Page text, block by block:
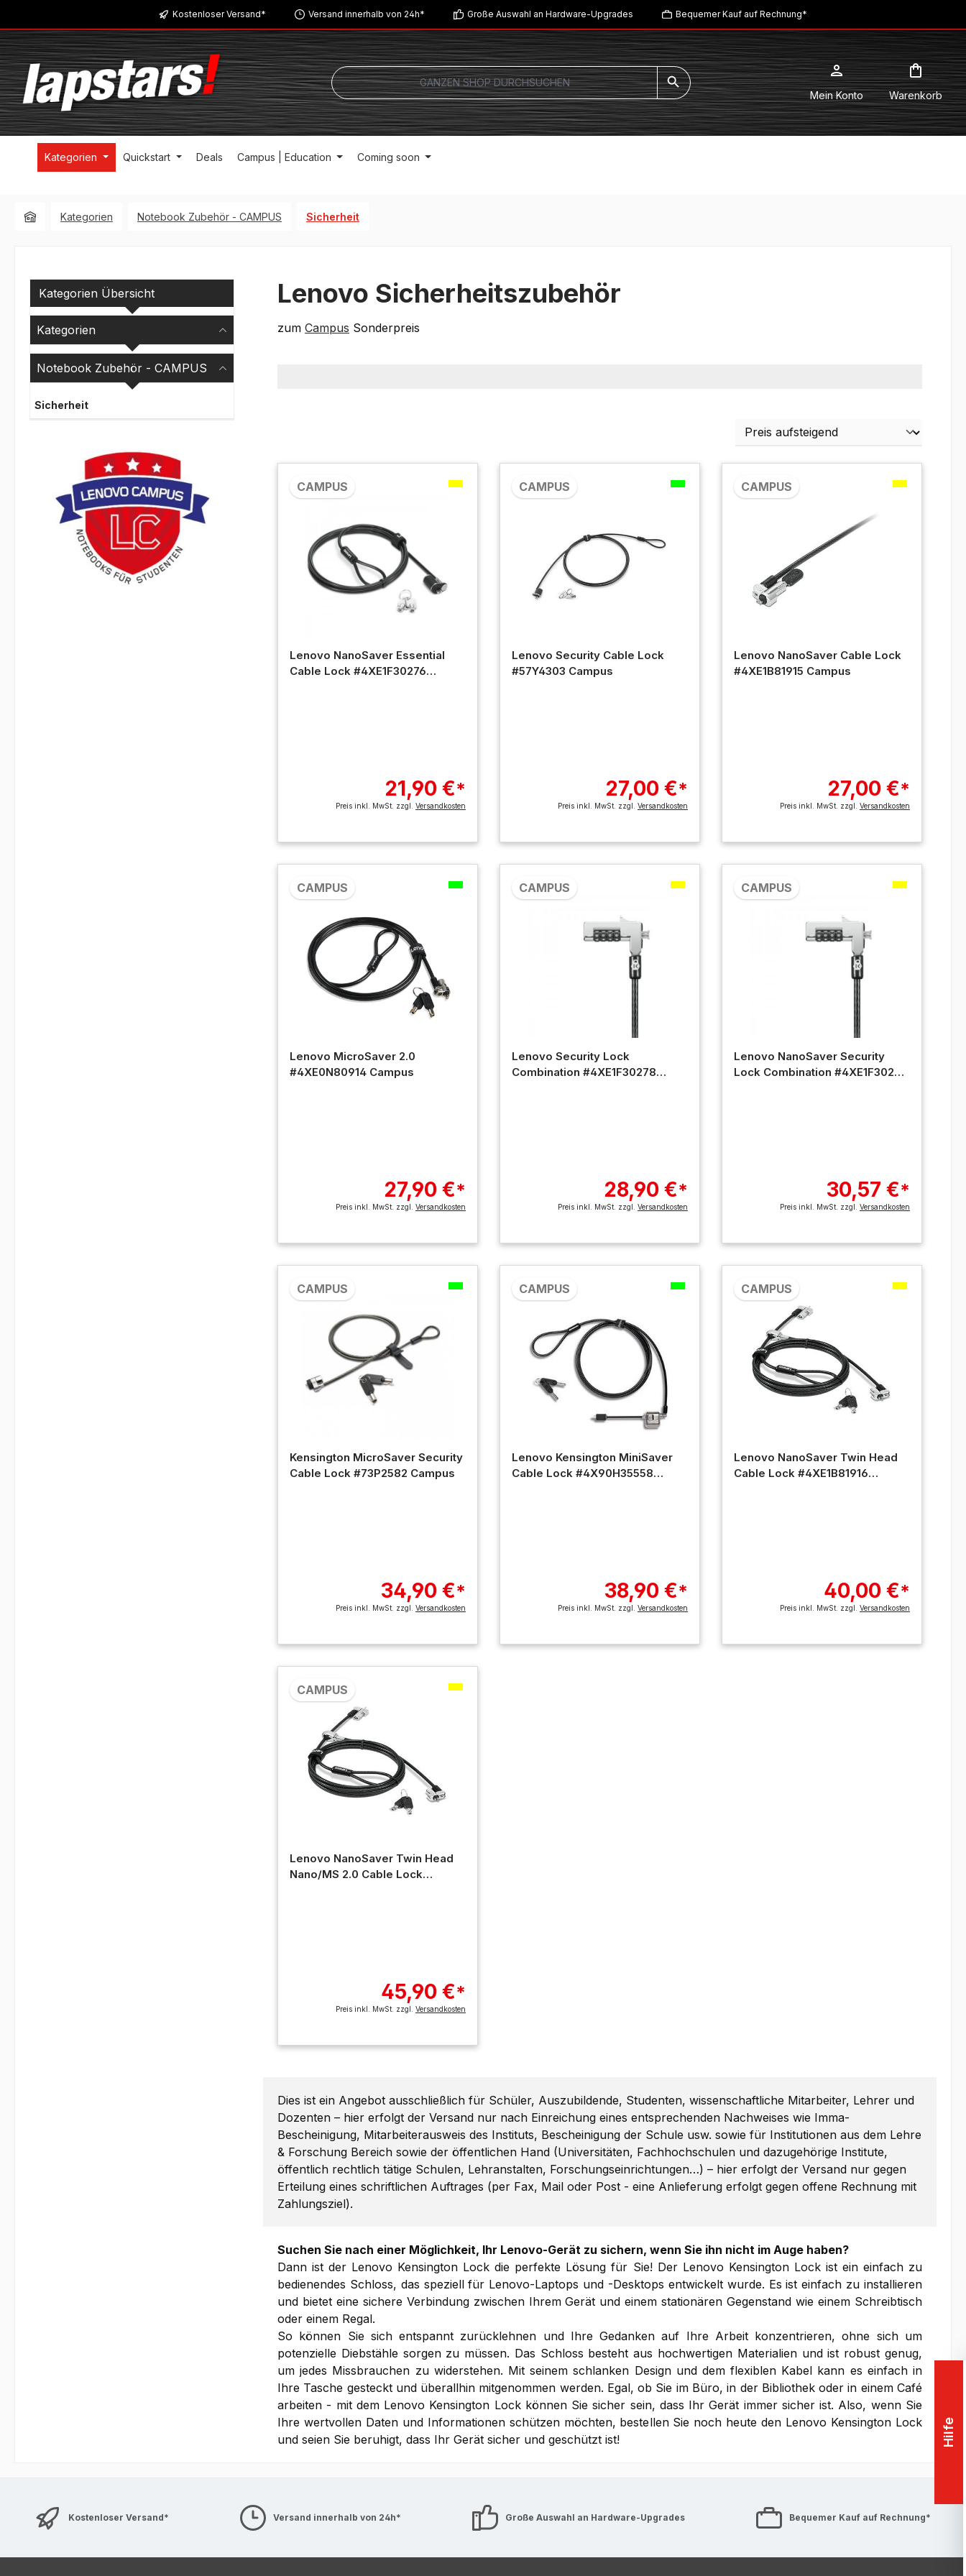
Zur Hauptnavigation springenKostenloser Versand* Versand innerhalb von 24h* Große Auswahl an Hardware-Upgrades Bequemer Kauf auf Rechnung*
Mein Konto Warenkorb
Kategorien Quickstart Deals Campus | Education Coming soon
Kategorien Notebook Zubehör - CAMPUS Sicherheit
Kategorien Übersicht
Kategorien
Notebook Zubehör - CAMPUS
Sicherheit
Lenovo Sicherheitszubehör
zum Campus Sonderpreis
CAMPUS
Lenovo NanoSaver Essential
Cable Lock #4XE1F30276
21,90 €*
Preis inkl. MwSt. zzgl. Versandkosten
CAMPUS
Lenovo Security Cable Lock
#57Y4303 Campus
27,00 €*
Preis inkl. MwSt. zzgl. Versandkosten
CAMPUS
Lenovo NanoSaver Cable Lock
#4XE1B81915 Campus
27,00 €*
Preis inkl. MwSt. zzgl. Versandkosten
CAMPUS
Lenovo MicroSaver 2.0
#4XE0N80914 Campus
27,90 €*
Preis inkl. MwSt. zzgl. Versandkosten
CAMPUS
Lenovo Security Lock
Combination #4XE1F30278
28,90 €*
Preis inkl. MwSt. zzgl. Versandkosten
CAMPUS
Lenovo NanoSaver Security
Lock Combination #4XE1F30277
30,57 €*
Preis inkl. MwSt. zzgl. Versandkosten
CAMPUS
Kensington MicroSaver Security
Cable Lock #73P2582 Campus
34,90 €*
Preis inkl. MwSt. zzgl. Versandkosten
CAMPUS
Lenovo Kensington MiniSaver
Cable Lock #4X90H35558
38,90 €*
Preis inkl. MwSt. zzgl. Versandkosten
CAMPUS
Lenovo NanoSaver Twin Head
Cable Lock #4XE1B81916
40,00 €*
Preis inkl. MwSt. zzgl. Versandkosten
CAMPUS
Lenovo NanoSaver Twin Head
Nano/MS 2.0 Cable Lock
45,90 €*
Preis inkl. MwSt. zzgl. Versandkosten
Dies ist ein Angebot ausschließlich für Schüler, Auszubildende, Studenten, wissenschaftliche Mitarbeiter, Lehrer und
Dozenten – hier erfolgt der Versand nur nach Einreichung eines entsprechenden Nachweises wie Imma-
Bescheinigung, Mitarbeiterausweis des Instituts, Bescheinigung der Schule usw. sowie für Institutionen aus dem Lehre
& Forschung Bereich sowie der öffentlichen Hand (Universitäten, Fachhochschulen und dazugehörige Institute,
öffentlich rechtlich tätige Schulen, Lehranstalten, Forschungseinrichtungen…) – hier erfolgt der Versand nur gegen
Erteilung eines schriftlichen Auftrages (per Fax, Mail oder Post - eine Anlieferung erfolgt gegen offene Rechnung mit
Zahlungsziel).
Suchen Sie nach einer Möglichkeit, Ihr Lenovo-Gerät zu sichern, wenn Sie ihn nicht im Auge haben?
Dann ist der Lenovo Kensington Lock die perfekte Lösung für Sie! Der Lenovo Kensington Lock ist ein einfach zu
bedienendes Schloss, das speziell für Lenovo-Laptops und -Desktops entwickelt wurde. Es ist einfach zu installieren
und bietet eine sichere Verbindung zwischen Ihrem Gerät und einem stationären Gegenstand wie einem Schreibtisch
oder einem Regal.
So können Sie sich entspannt zurücklehnen und Ihre Gedanken auf Ihre Arbeit konzentrieren, ohne sich um
potenzielle Diebstähle sorgen zu müssen. Das Schloss besteht aus hochwertigen Materialien und ist robust genug,
um jedes Missbrauchen zu widerstehen. Mit seinem schlanken Design und dem flexiblen Kabel kann es einfach in
Ihre Tasche gesteckt und überallhin mitgenommen werden. Egal, ob Sie im Büro, in der Bibliothek oder in einem Café
arbeiten - mit dem Lenovo Kensington Lock können Sie sicher sein, dass Ihr Gerät immer sicher ist. Also, wenn Sie
Ihre wertvollen Daten und Informationen schützen möchten, bestellen Sie noch heute den Lenovo Kensington Lock
und seien Sie beruhigt, dass Ihr Gerät sicher und geschützt ist!
Kostenloser Versand* Versand innerhalb von 24h* Große Auswahl an Hardware-Upgrades Bequemer Kauf auf Rechnung*
Hilfe